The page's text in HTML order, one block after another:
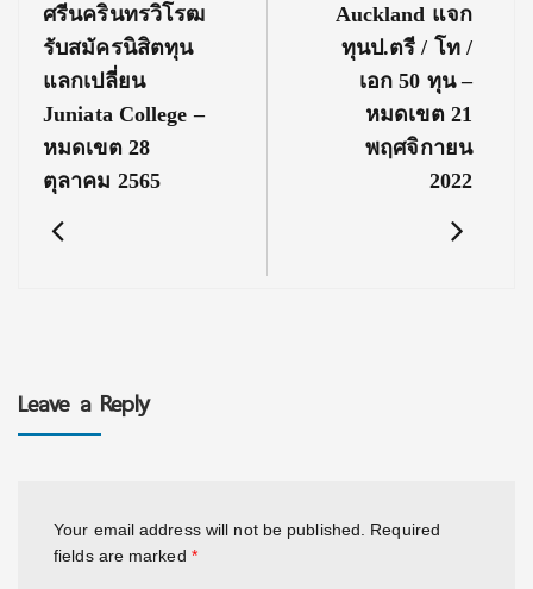
Post:
ศรีนครินทรวิโรฒ
รับสมัครนิสิตทุน
แลกเปลี่ยน
Juniata College –
หมดเขต 28
ตุลาคม 2565
Post:
Auckland แจก
ทุนป.ตรี / โท /
เอก 50 ทุน –
หมดเขต 21
พฤศจิกายน
2022
Leave a Reply
Your email address will not be published.
Required
fields are marked *